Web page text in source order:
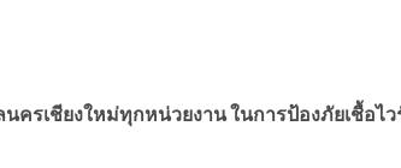
ครเชียงใหม่ทุกหน่วยงาน ในการป้องภัยเชื้อไ